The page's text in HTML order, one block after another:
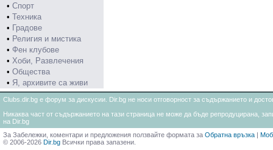
• Спорт
• Техника
• Градове
• Религия и мистика
• Фен клубове
• Хоби, Развлечения
• Общества
• Я, архивите са живи
Clubs.dir.bg е форум за дискусии. Dir.bg не носи отговорност за съдържанието и
Никаква част от съдържанието на тази страница не може да бъде репродуцирана,
на Dir.bg
За Забележки, коментари и предложения ползвайте формата за Обратна връзка |
© 2006-2026 Dir.bg Всички права запазени.